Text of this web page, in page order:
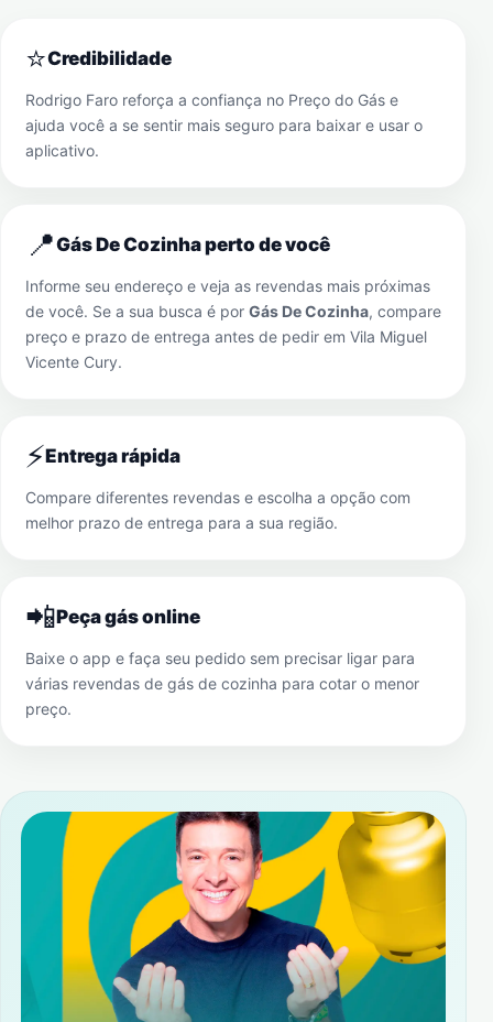
⭐Credibilidade
Rodrigo Faro reforça a confiança no Preço do Gás e
ajuda você a se sentir mais seguro para baixar e usar o
aplicativo.
📍Gás De Cozinha perto de você
Informe seu endereço e veja as revendas mais próximas
de você. Se a sua busca é por Gás De Cozinha, compare
preço e prazo de entrega antes de pedir em Vila Miguel
Vicente Cury.
⚡Entrega rápida
Compare diferentes revendas e escolha a opção com
melhor prazo de entrega para a sua região.
📲Peça gás online
Baixe o app e faça seu pedido sem precisar ligar para
várias revendas de gás de cozinha para cotar o menor
preço.